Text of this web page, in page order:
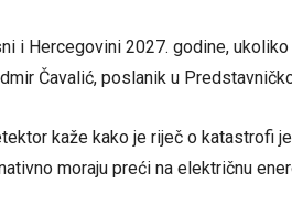
i Hercegovini 2027. godine,
Čavalić, poslanik u
kaže kako je riječ o katastrofi
moraju preći na električnu